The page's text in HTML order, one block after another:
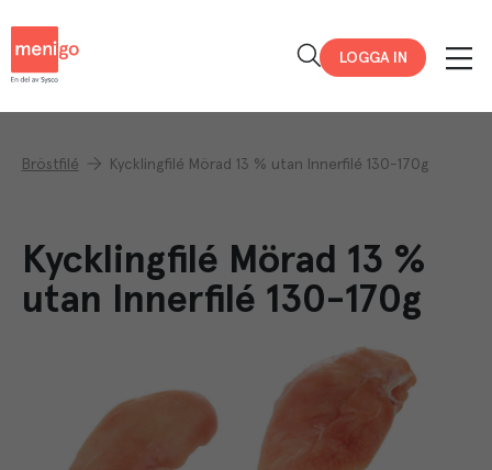
LOGGA IN
Bröstfilé Kycklingfilé Mörad 13 % utan Innerfilé 130-170g
Kycklingfilé Mörad 13 %
utan Innerfilé 130-170g